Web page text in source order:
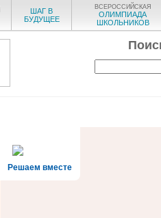
ШАГ В
БУДУЩЕЕ
ВСЕРОССИЙСКАЯ
ОЛИМПИАДА
ШКОЛЬНИКОВ
Решаем вместе